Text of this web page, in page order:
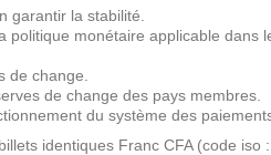
garantir la stabilité.
politique monétaire applicable dans
de change.
de change des pays membres.
du système des
identiques Franc CFA (code iso